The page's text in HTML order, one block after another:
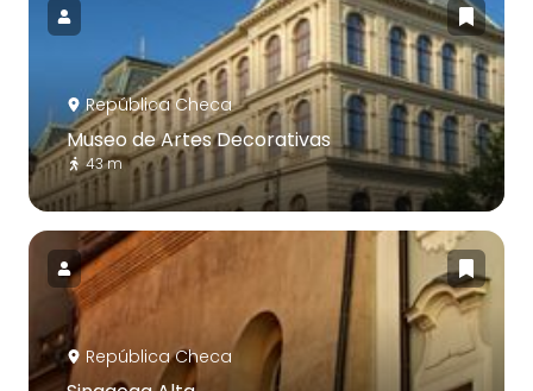
República Checa
Museo de Artes Decorativas
43 m
República Checa